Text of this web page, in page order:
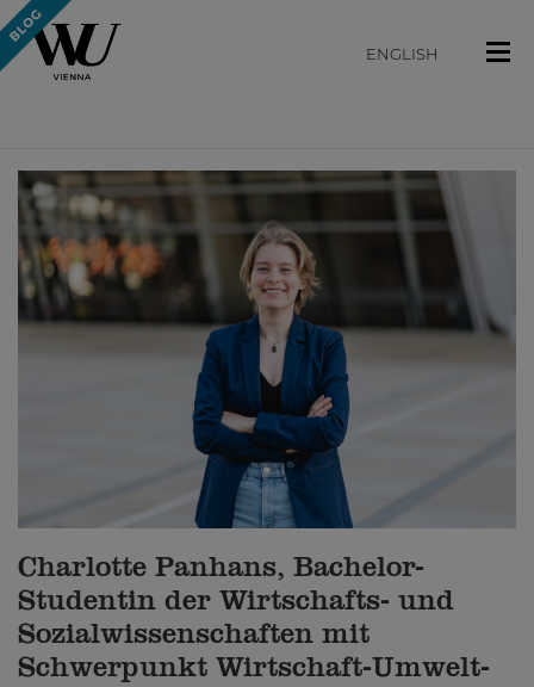
ENGLISH
Charlotte Panhans, Bachelor-
Studentin der Wirtschafts- und
Sozialwissenschaften mit
Schwerpunkt Wirtschaft-Umwelt-